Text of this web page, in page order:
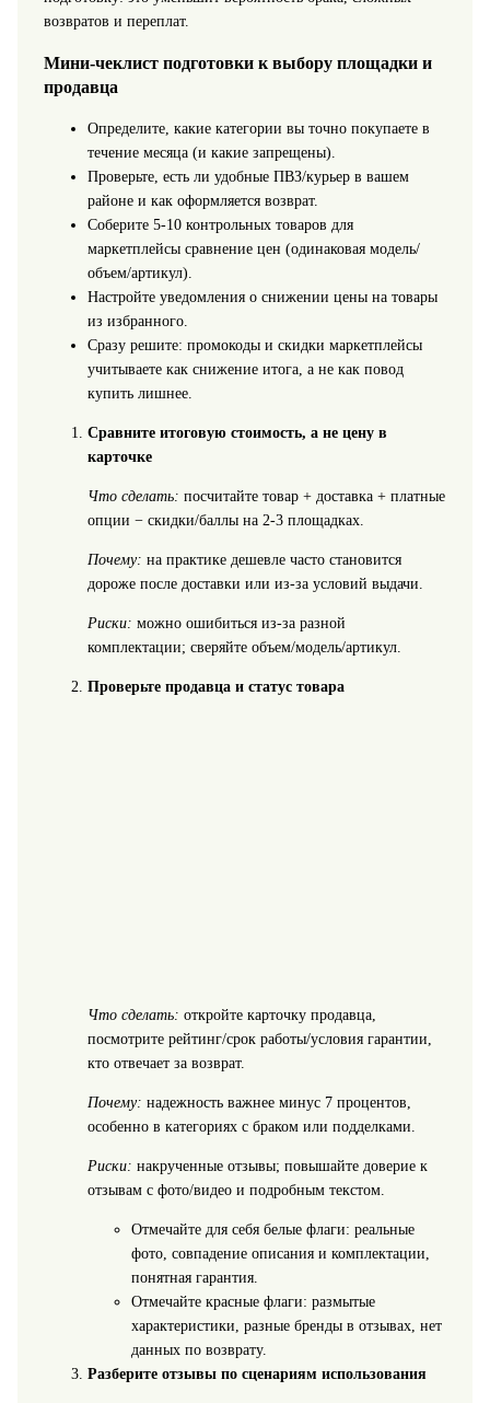
возвратов и переплат.
Мини-чеклист подготовки к выбору площадки и
продавца
Определите, какие категории вы точно покупаете в
течение месяца (и какие запрещены).
Проверьте, есть ли удобные ПВЗ/курьер в вашем
районе и как оформляется возврат.
Соберите 5-10 контрольных товаров для
маркетплейсы сравнение цен (одинаковая модель/
объем/артикул).
Настройте уведомления о снижении цены на товары
из избранного.
Сразу решите: промокоды и скидки маркетплейсы
учитываете как снижение итога, а не как повод
купить лишнее.
Сравните итоговую стоимость, а не цену в
карточке
Что сделать: посчитайте товар + доставка + платные
опции − скидки/баллы на 2-3 площадках.
Почему: на практике дешевле часто становится
дороже после доставки или из-за условий выдачи.
Риски: можно ошибиться из-за разной
комплектации; сверяйте объем/модель/артикул.
Проверьте продавца и статус товара
Что сделать: откройте карточку продавца,
посмотрите рейтинг/срок работы/условия гарантии,
кто отвечает за возврат.
Почему: надежность важнее минус 7 процентов,
особенно в категориях с браком или подделками.
Риски: накрученные отзывы; повышайте доверие к
отзывам с фото/видео и подробным текстом.
Отмечайте для себя белые флаги: реальные
фото, совпадение описания и комплектации,
понятная гарантия.
Отмечайте красные флаги: размытые
характеристики, разные бренды в отзывах, нет
данных по возврату.
Разберите отзывы по сценариям использования